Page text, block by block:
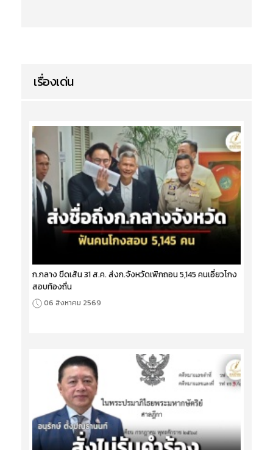
เรื่องเด่น
ก.กลาง ขีดเส้น 31 ส.ค. ส่งก.จังหวัดเพิกถอน 5,145 คนเอี่ยวโกง
สอบท้องถิ่น
06 สิงหาคม 2569